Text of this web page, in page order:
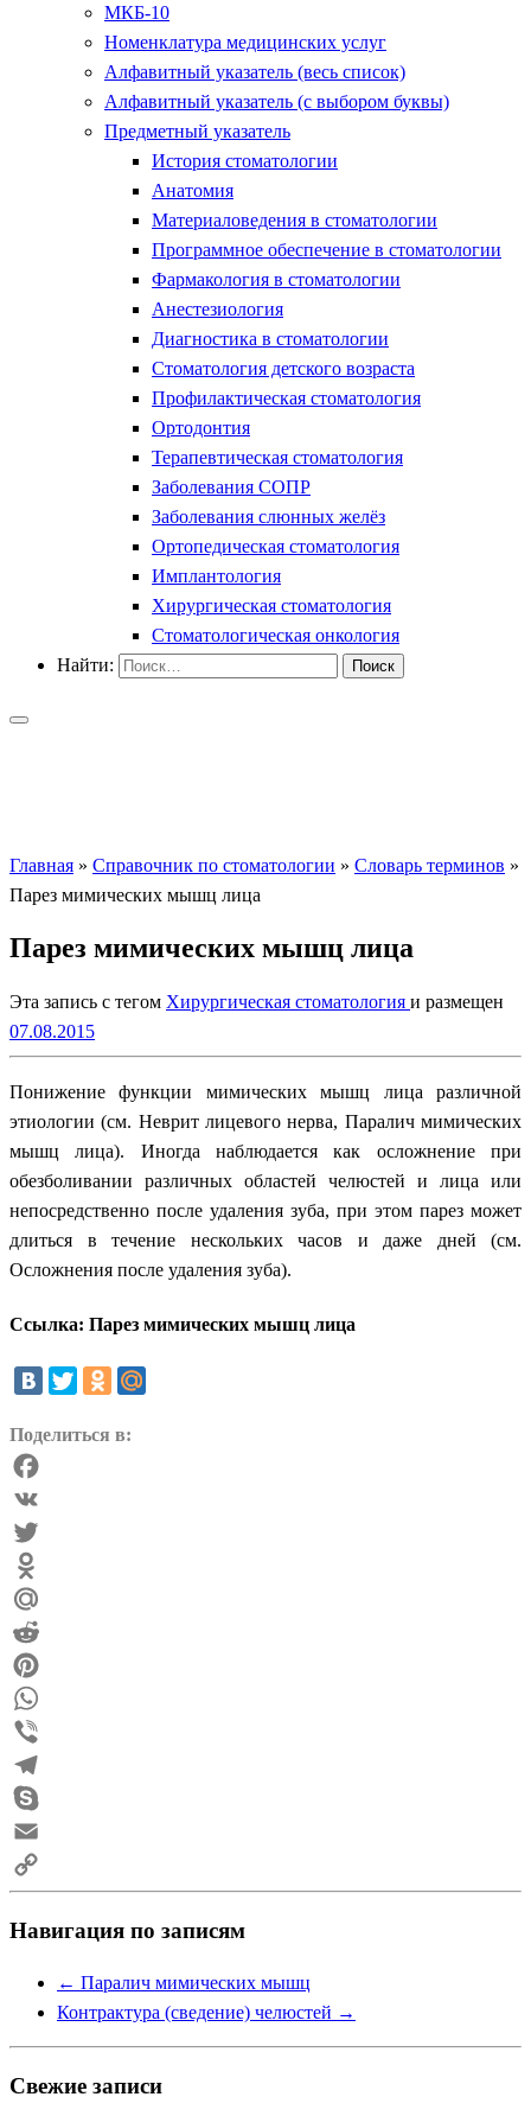
МКБ-10
Номенклатура медицинских услуг
Алфавитный указатель (весь список)
Алфавитный указатель (с выбором буквы)
Предметный указатель
История стоматологии
Анатомия
Материаловедения в стоматологии
Программное обеспечение в стоматологии
Фармакология в стоматологии
Анестезиология
Диагностика в стоматологии
Стоматология детского возраста
Профилактическая стоматология
Ортодонтия
Терапевтическая стоматология
Заболевания СОПР
Заболевания слюнных желёз
Ортопедическая стоматология
Имплантология
Хирургическая стоматология
Стоматологическая онкология
Найти:
Главная » Справочник по стоматологии » Словарь терминов »
Парез мимических мышц лица
Парез мимических мышц лица
Эта запись с тегом Хирургическая стоматология и размещен
07.08.2015
Понижение функции мимических мышц лица различной
этиологии (см. Неврит лицевого нерва, Паралич мимических
мышц лица). Иногда наблюдается как осложнение при
обезболивании различных областей челюстей и лица или
непосредственно после удаления зуба, при этом парез может
длиться в течение нескольких часов и даже дней (см.
Осложнения после удаления зуба).
Ссылка: Парез мимических мышц лица
Поделиться в:
Facebook
VK
Twitter
Odnoklassniki
Mail.Ru
Reddit
Pinterest
WhatsApp
Viber
Telegram
Skype
Email
Copy
Link
Навигация по записям
← Паралич мимических мышц
Контрактура (сведение) челюстей →
Свежие записи